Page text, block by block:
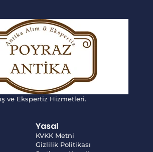
ve Ekspertiz Hizmetleri.
Yasal
KVKK Metni
Gizlilik Politikası